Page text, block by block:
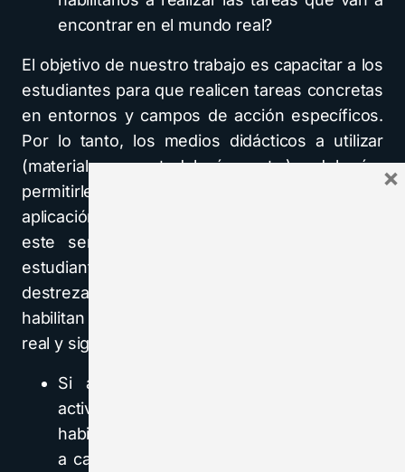
encontrar en el mundo real?
El objetivo de nuestro trabajo es capacitar a los
estudiantes para que realicen tareas concretas
en entornos y campos de acción específicos.
Por lo tanto, los medios didácticos a utilizar
(materiales, metodología, etc.) deberían
permitirles y facilitarles a los estudiantes la
aplicación absolutamente real de la lengua. En
este sentido, la tarea debe servir para el
estudiante sienta que los contenidos y
destrezas trabajados (y adquiridos) en clase lo
habilitan para elaborar un producto lingüístico
real y significativo.
Si asumimos que el estudiante debe
activar los conocimientos, destrezas y
habilidades adquiridos en clase para llevar
a cabo una tarea real con finalidad social,
×